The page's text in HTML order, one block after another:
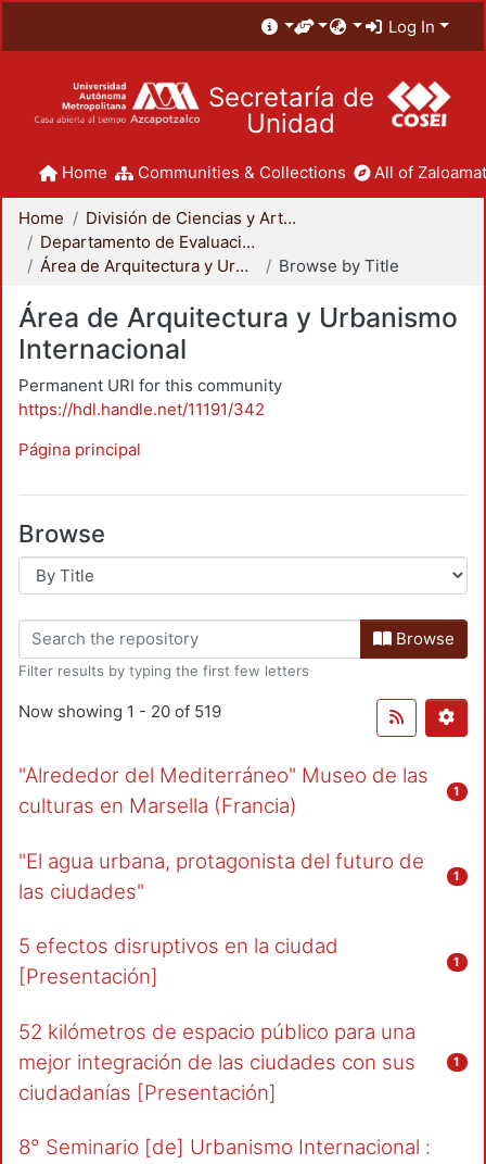
Log In
Secretaría de
Unidad
Home Communities & Collections All of
Home
División de Ciencias y Artes para el Diseño
Departamento de Evaluación del Diseño en el Tiempo
Área de Arquitectura y Urbanismo Internacional
Browse by Title
Área de Arquitectura y Urbanismo
Internacional
Permanent URI for this community
https://hdl.handle.net/11191/342
Página principal
Browse
Browse
Filter results by typing the first few letters
Now showing 1 - 20 of 519
"Alrededor del Mediterráneo" Museo de las
culturas en Marsella (Francia)
1
"El agua urbana, protagonista del futuro de
las ciudades"
1
5 efectos disruptivos en la ciudad
[Presentación]
1
52 kilómetros de espacio público para una
mejor integración de las ciudades con sus
ciudadanías [Presentación]
1
8° Seminario [de] Urbanismo Internacional :